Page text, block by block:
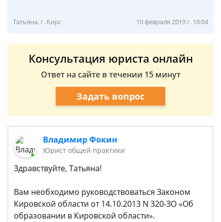
Татьяна, г. Кирс 10 февраля 2019 г. 18:04
Консультация юриста онлайн
Ответ на сайте в течении 15 минут
Задать вопрос
Владимир Фокин
Юрист общей практики
Здравствуйте, Татьяна!
Вам необходимо руководствоваться Законом
Кировской области от 14.10.2013 N 320-ЗО «Об
образовании в Кировской области».